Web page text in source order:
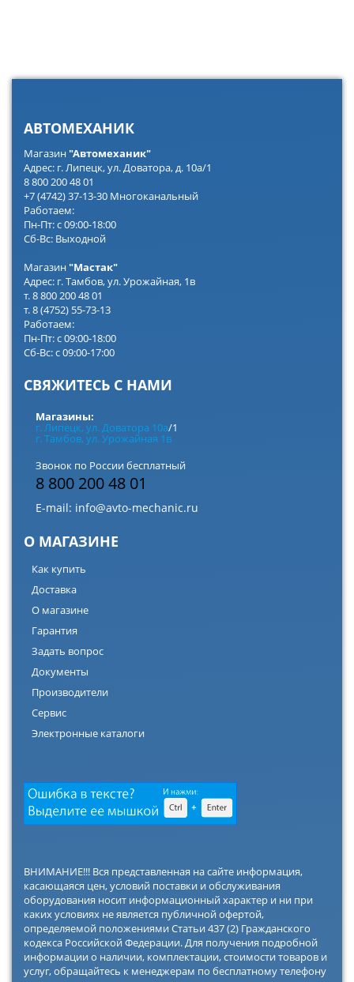
АВТОМЕХАНИК
Магазин"Автомеханик"
Адрес: г. Липецк, ул. Доватора, д. 10а/1
8 800 200 48 01
+7 (4742) 37-13-30 Многоканальный
Работаем:
Пн-Пт: с 09:00-18:00
Сб-Вс: Выходной
Магазин"Мастак"
Адрес: г. Тамбов, ул. Урожайная, 1в
т. 8 800 200 48 01
т. 8 (4752) 55-73-13
Работаем:
Пн-Пт: с 09:00-18:00
Сб-Вс: с 09:00-17:00
СВЯЖИТЕСЬ С НАМИ
Магазины:
г. Липецк, ул. Доватора 10а/1
г. Тамбов, ул. Урожайная 1в
Звонок по России бесплатный
8 800 200 48 01
E-mail: info@avto-mechanic.ru
О МАГАЗИНЕ
Как купить
Доставка
О магазине
Гарантия
Задать вопрос
Документы
Производители
Сервис
Электронные каталоги
ВНИМАНИЕ!!! Вся представленная на сайте информация,
касающаяся цен, условий поставки и обслуживания
оборудования носит информационный характер и ни при
каких условиях не является публичной офертой,
определяемой положениями Статьи 437 (2) Гражданского
кодекса Российской Федерации. Для получения подробной
информации о наличии, комплектации, стоимости товаров и
услуг, обращайтесь к менеджерам по бесплатному телефону